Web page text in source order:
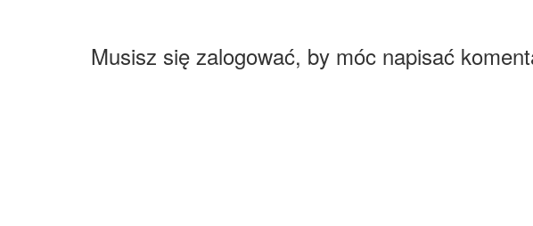
Musisz się zalogować, by móc napisać